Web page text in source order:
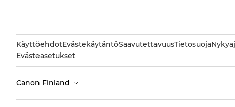
KäyttöehdotEvästekäytäntöSaavutettavuusTietosuoja
Evästeasetukset
Canon Finland